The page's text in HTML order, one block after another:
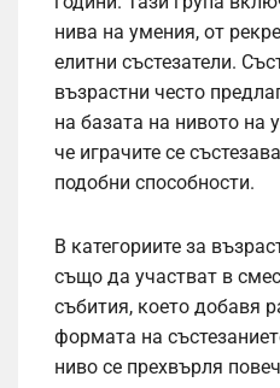
нива на умения, от
елитни състезатели.
възрастни често
на базата на нивото на
че играчите се
подобни способности.
В категориите за
също да участват в
събития, което добавя
формата на
ниво се прехвърля